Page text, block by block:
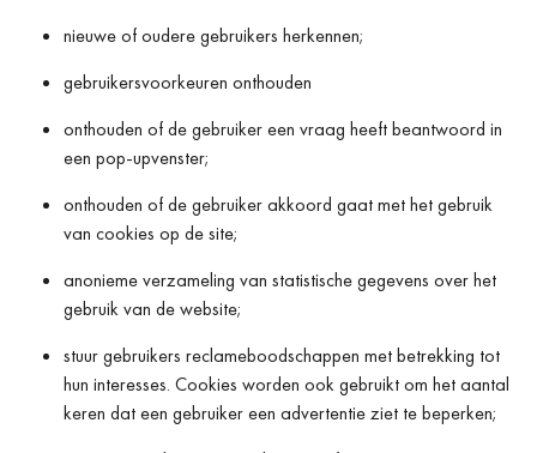
nieuwe of oudere gebruikers herkennen;
gebruikersvoorkeuren onthouden
onthouden of de gebruiker een vraag heeft beantwoord in
een pop-upvenster;
onthouden of de gebruiker akkoord gaat met het gebruik
van cookies op de site;
anonieme verzameling van statistische gegevens over het
gebruik van de website;
stuur gebruikers reclameboodschappen met betrekking tot
hun interesses. Cookies worden ook gebruikt om het aantal
keren dat een gebruiker een advertentie ziet te beperken;